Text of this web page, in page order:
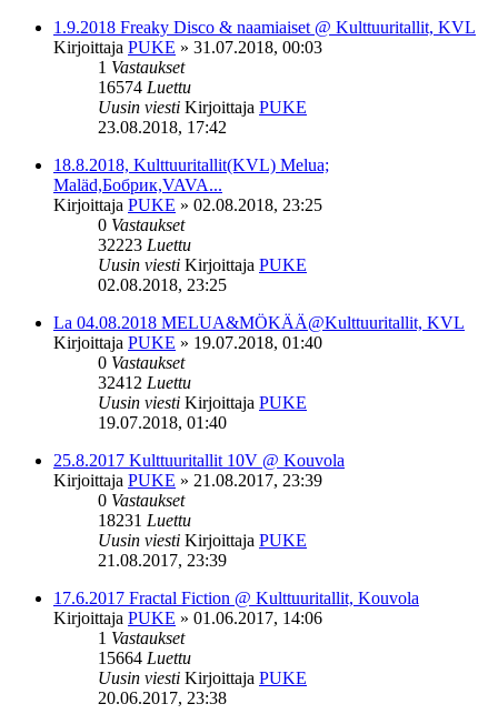
1.9.2018 Freaky Disco & naamiaiset @ Kulttuuritallit, KVL
Kirjoittaja PUKE » 31.07.2018, 00:03
1 Vastaukset
16574 Luettu
Uusin viesti Kirjoittaja PUKE
23.08.2018, 17:42
18.8.2018, Kulttuuritallit(KVL) Melua;
Maläd,Бобрик,VAVA...
Kirjoittaja PUKE » 02.08.2018, 23:25
0 Vastaukset
32223 Luettu
Uusin viesti Kirjoittaja PUKE
02.08.2018, 23:25
La 04.08.2018 MELUA&MÖKÄÄ@Kulttuuritallit, KVL
Kirjoittaja PUKE » 19.07.2018, 01:40
0 Vastaukset
32412 Luettu
Uusin viesti Kirjoittaja PUKE
19.07.2018, 01:40
25.8.2017 Kulttuuritallit 10V @ Kouvola
Kirjoittaja PUKE » 21.08.2017, 23:39
0 Vastaukset
18231 Luettu
Uusin viesti Kirjoittaja PUKE
21.08.2017, 23:39
17.6.2017 Fractal Fiction @ Kulttuuritallit, Kouvola
Kirjoittaja PUKE » 01.06.2017, 14:06
1 Vastaukset
15664 Luettu
Uusin viesti Kirjoittaja PUKE
20.06.2017, 23:38